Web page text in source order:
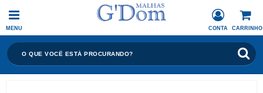
CARRINHO
CONTA
MENU